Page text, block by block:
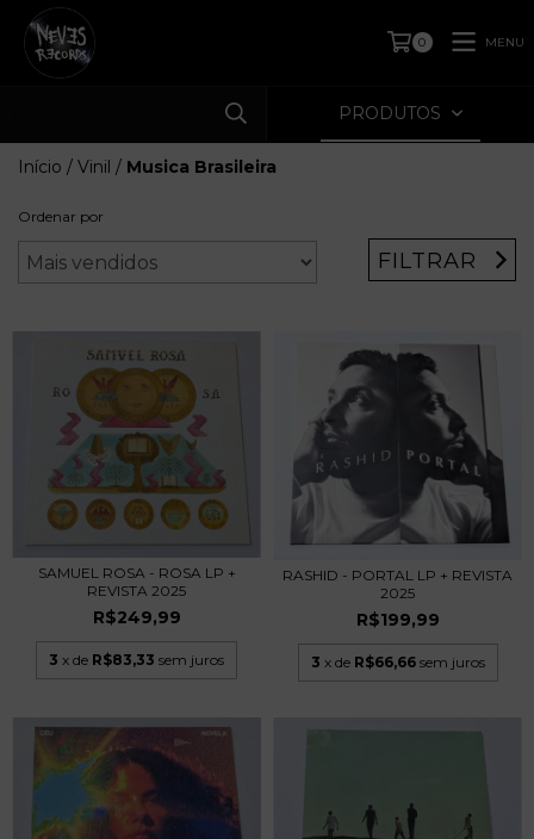
0 MENU
PRODUTOS
Início / Vinil / Musica Brasileira
Ordenar por
FILTRAR
SAMUEL ROSA - ROSA LP +
REVISTA 2025
R$249,99
3 x de R$83,33 sem juros
RASHID - PORTAL LP + REVISTA
2025
R$199,99
3 x de R$66,66 sem juros